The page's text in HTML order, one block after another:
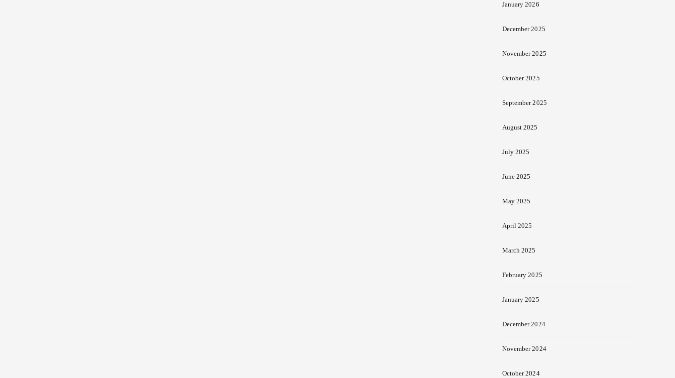
January 2026
December 2025
November 2025
October 2025
September 2025
August 2025
July 2025
June 2025
May 2025
April 2025
March 2025
February 2025
January 2025
December 2024
November 2024
October 2024